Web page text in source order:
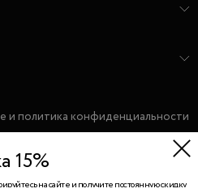
оферта
и политика конфиденциальности
15%
на сайте и получите постоянную скидку